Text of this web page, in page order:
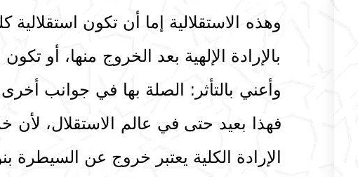
وهذه الاستقلالية إما أن تكون
بالإرادة الإلهية بعد الخروج منها، أو تكون
وأعني بالتأثر: الصلة بها في جوانب
فهذا بعيد حتى في عالم الاستقلال، لأن
الإرادة الكلية يعتبر خروج عن السيطرة